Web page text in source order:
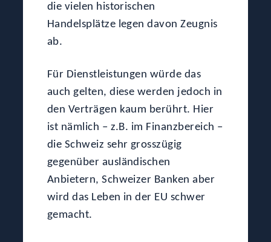
die vielen historischen
Handelsplätze legen davon Zeugnis
ab.
Für Dienstleistungen würde das
auch gelten, diese werden jedoch in
den Verträgen kaum berührt. Hier
ist nämlich – z.B. im Finanzbereich –
die Schweiz sehr grosszügig
gegenüber ausländischen
Anbietern, Schweizer Banken aber
wird das Leben in der EU schwer
gemacht.